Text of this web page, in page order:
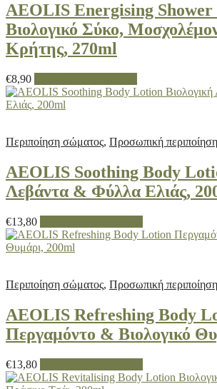
AEOLIS Energising Shower
Βιολογικό Σύκο,
Κρήτης, 270ml
€8,90
Περιποίηση σώματος, Προσωπική περιποίηση
AEOLIS Soothing Body
Λεβάντα & Φύλλα Ελιάς,
€13,80
Περιποίηση σώματος, Προσωπική περιποίηση
AEOLIS Refreshing Body
Περγαμόντο & Βιολογικό
€13,80